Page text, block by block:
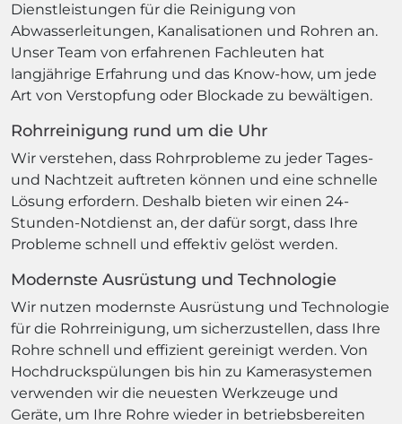
Dienstleistungen für die Reinigung von
Abwasserleitungen, Kanalisationen und Rohren an.
Unser Team von erfahrenen Fachleuten hat
langjährige Erfahrung und das Know-how, um jede
Art von Verstopfung oder Blockade zu bewältigen.
Rohrreinigung rund um die Uhr
Wir verstehen, dass Rohrprobleme zu jeder Tages-
und Nachtzeit auftreten können und eine schnelle
Lösung erfordern. Deshalb bieten wir einen 24-
Stunden-Notdienst an, der dafür sorgt, dass Ihre
Probleme schnell und effektiv gelöst werden.
Modernste Ausrüstung und Technologie
Wir nutzen modernste Ausrüstung und Technologie
für die Rohrreinigung, um sicherzustellen, dass Ihre
Rohre schnell und effizient gereinigt werden. Von
Hochdruckspülungen bis hin zu Kamerasystemen
verwenden wir die neuesten Werkzeuge und
Geräte, um Ihre Rohre wieder in betriebsbereiten